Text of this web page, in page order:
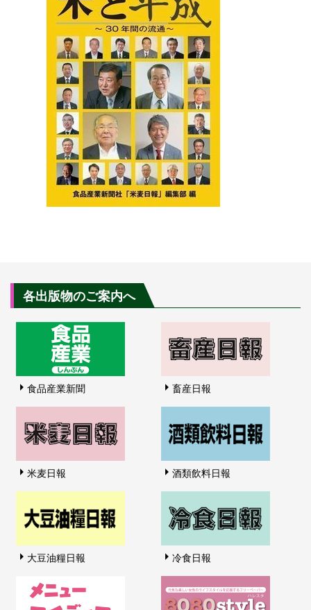
各出版物のご案内へ
食品産業新聞 畜産日報
米麦日報 酒類飲料日報
大豆油糧日報 冷食日報